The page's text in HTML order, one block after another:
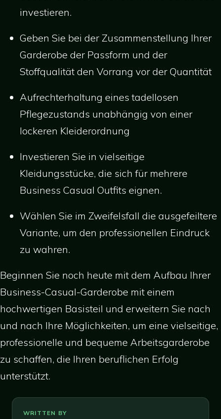
investieren.
Geben Sie bei der Zusammenstellung Ihrer
Garderobe der Passform und der
Stoffqualität den Vorrang vor der Quantität
Aufrechterhaltung eines tadellosen
Pflegezustands unabhängig von einer
lockeren Kleiderordnung
Investieren Sie in vielseitige
Kleidungsstücke, die sich für mehrere
Business Casual Outfits eignen.
Wählen Sie im Zweifelsfall die ausgefeiltere
Variante, um den professionellen Eindruck
zu wahren.
Beginnen Sie noch heute mit dem Aufbau Ihrer
Business-Casual-Garderobe mit einem
hochwertigen Basisteil und erweitern Sie nach
und nach Ihre Möglichkeiten, um eine vielseitige,
professionelle und bequeme Arbeitsgarderobe
zu schaffen, die Ihren beruflichen Erfolg
unterstützt.